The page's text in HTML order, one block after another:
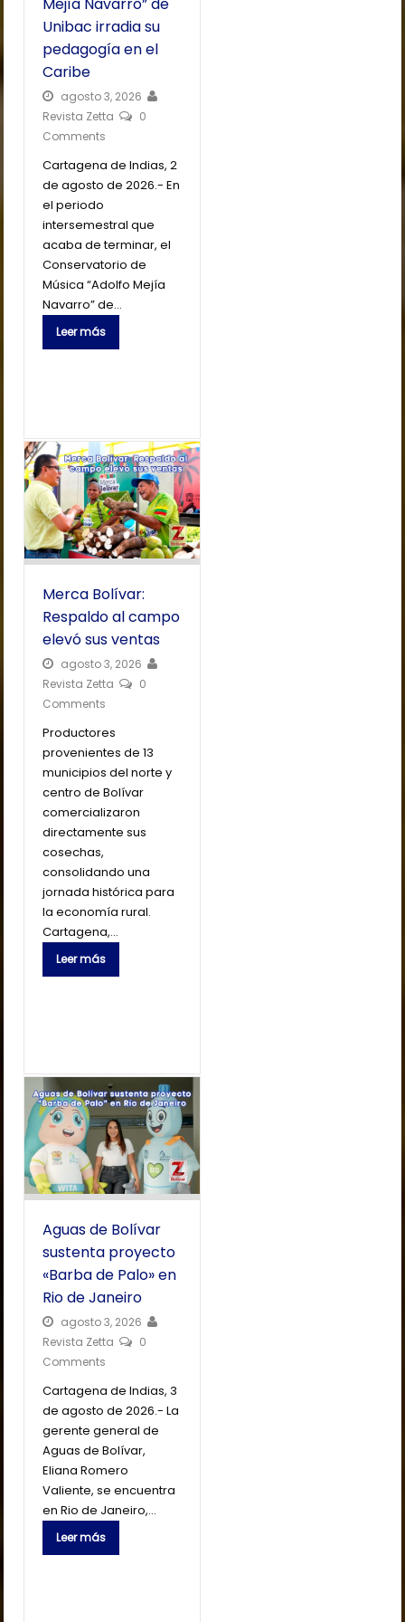
Unibac irradia su
pedagogía en el
Caribe
agosto 3, 2026
Revista Zetta
0
Comments
Cartagena de Indias, 2
de agosto de 2026.- En
el periodo
intersemestral que
acaba de terminar, el
Conservatorio de
Música “Adolfo Mejía
Navarro” de…
Leer más
Merca Bolívar:
Respaldo al campo
elevó sus ventas
agosto 3, 2026
Revista Zetta
0
Comments
Productores
provenientes de 13
municipios del norte y
centro de Bolívar
comercializaron
directamente sus
cosechas,
consolidando una
jornada histórica para
la economía rural.
Cartagena,…
Leer más
Aguas de Bolívar
sustenta proyecto
«Barba de Palo» en
Rio de Janeiro
agosto 3, 2026
Revista Zetta
0
Comments
Cartagena de Indias, 3
de agosto de 2026.- La
gerente general de
Aguas de Bolívar,
Eliana Romero
Valiente, se encuentra
en Rio de Janeiro,…
Leer más